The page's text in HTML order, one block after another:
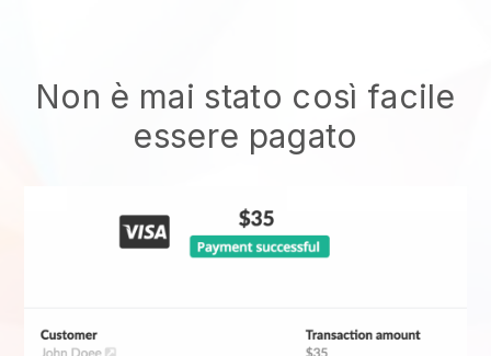
Non è mai stato così facile
essere pagato